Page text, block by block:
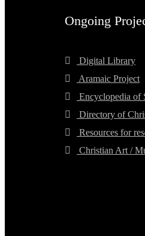
Ongoing
Digital Library
Aramaic Project
Encyclopedia of
Directory of
Resources for
Christian Art /